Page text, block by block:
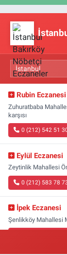
Rubin Eczanesi
Zuhuratbaba
karşısı
0 (212) 542 51
Eylül Eczanesi
Zeytinlik Mahallesi
0 (212) 583 78
İpek Eczanesi
Şenlikköy Mahallesi